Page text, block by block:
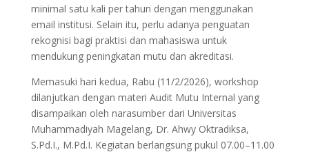
minimal satu kali per tahun dengan menggunakan
email institusi. Selain itu, perlu adanya penguatan
rekognisi bagi praktisi dan mahasiswa untuk
mendukung peningkatan mutu dan akreditasi.
Memasuki hari kedua, Rabu (11/2/2026), workshop
dilanjutkan dengan materi Audit Mutu Internal yang
disampaikan oleh narasumber dari Universitas
Muhammadiyah Magelang, Dr. Ahwy Oktradiksa,
S.Pd.I., M.Pd.I. Kegiatan berlangsung pukul 07.00–11.00